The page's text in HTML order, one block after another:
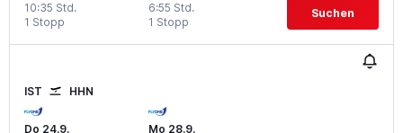
1 Stopp
10:35 Std.
1 Stopp
6:55 Std. Suchen
IST HHN
Do 24.9.
Mo 28.9.